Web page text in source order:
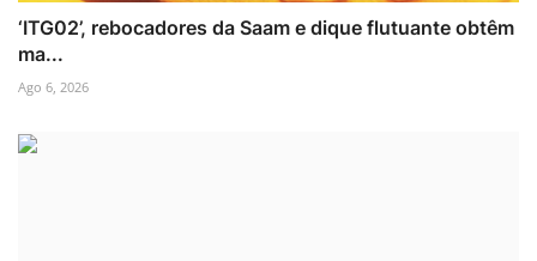
‘ITG02’, rebocadores da Saam e dique flutuante obtêm
ma...
Ago 6, 2026